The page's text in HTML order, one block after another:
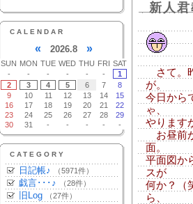
CALENDAR
« 2026.8 »
SUN MON TUE WED THU FRI SAT
-
- - - - -
1
2
3 4 5 6 7
8
9
10 11 12 13 14
15
16
17 18 19 20 21
22
23
24 25 26 27 28
29
30
31 - - - - -
CATEGORY
日記帳♪ （5971件）
戯言･･･♪ （28件）
旧Log （27件）
新人
さて。
が。
今日から
ゃ、
やります
お昼前
面。
平面図か
スが
何か？（
ら、